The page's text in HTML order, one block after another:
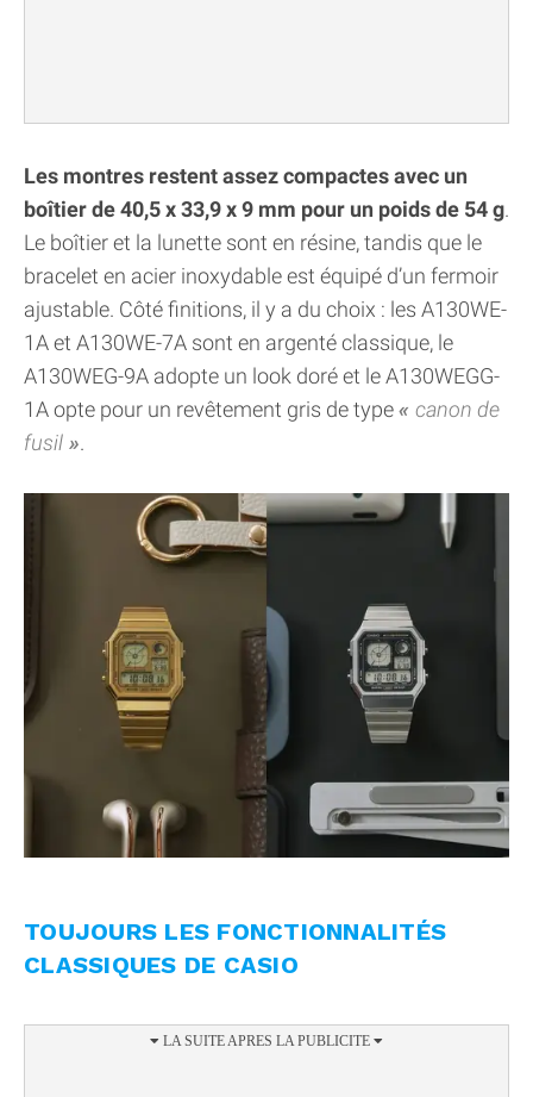
Les montres restent assez compactes avec un
boîtier de 40,5 x 33,9 x 9 mm pour un poids de 54 g.
Le boîtier et la lunette sont en résine, tandis que le
bracelet en acier inoxydable est équipé d’un fermoir
ajustable. Côté finitions, il y a du choix : les A130WE-
1A et A130WE-7A sont en argenté classique, le
A130WEG-9A adopte un look doré et le A130WEGG-
1A opte pour un revêtement gris de type
canon de
fusil
.
TOUJOURS LES FONCTIONNALITÉS
CLASSIQUES DE CASIO